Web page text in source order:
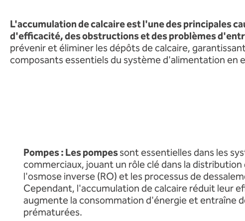
L'accumulation de calcaire est l'une des principales
d'efficacité, des obstructions et des problèmes
prévenir et éliminer les dépôts de calcaire,
composants essentiels du système d'alimentation en
Pompes : Les pompessont essentielles dans les
commerciaux, jouant un rôle clé dans la distribution
l'osmose inverse (RO) et les processus de
Cependant, l'accumulation de calcaire réduit leur
augmente la consommation d'énergie et entraîne
prématurées.